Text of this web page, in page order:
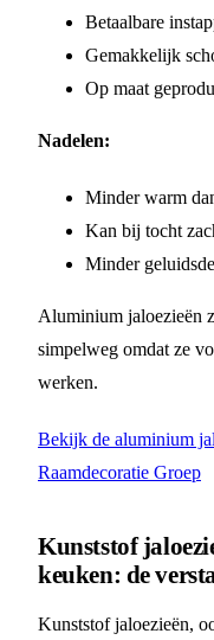
Betaalbare
Gemakkelijk
Op maat
Nadelen:
Minder warm
Kan bij tocht
Minder
Aluminium jaloezieën
simpelweg omdat ze
werken.
Bekijk de aluminium
Raamdecoratie Groep
Kunststof
keuken: de
Kunststof jaloezieën,